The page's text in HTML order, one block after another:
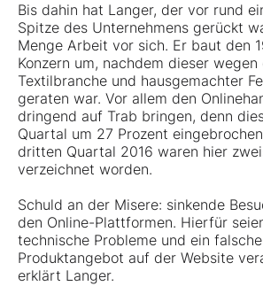
Bis dahin hat Langer, der vor rund
Spitze des Unternehmens gerückt
Menge Arbeit vor sich. Er baut den
Konzern um, nachdem dieser
Textilbranche und hausgemachter
geraten war. Vor allem den
dringend auf Trab bringen, denn
Quartal um 27 Prozent
dritten Quartal 2016 waren hier
verzeichnet worden.
Schuld an der Misere: sinkende
den Online-Plattformen. Hierfür
technische Probleme und ein
Produktangebot auf der Website
erklärt Langer.